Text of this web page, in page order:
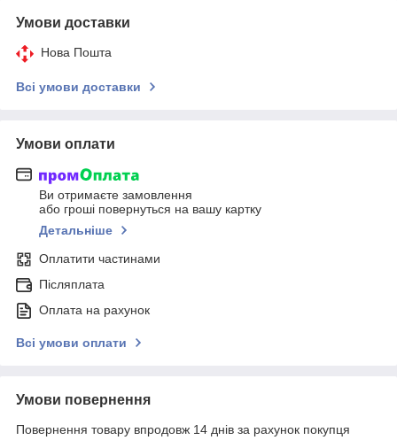
Умови доставки
Нова Пошта
Всі умови доставки
Умови оплати
Ви отримаєте замовлення
або гроші повернуться на вашу картку
Детальніше
Оплатити частинами
Післяплата
Оплата на рахунок
Всі умови оплати
Умови повернення
Повернення товару впродовж 14 днів за рахунок покупця